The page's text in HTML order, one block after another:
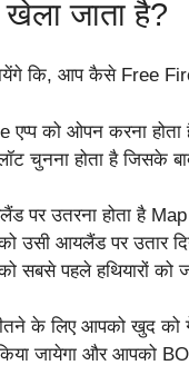
जाता है?
कि, आप कैसे Free
को ओपन करना होता
चुनना होता है जिसके
पर उतरना होता है
उसी आयलैंड पर उतार
पहले हथियारों को
के लिए आपको खुद को
जायेगा और आपको